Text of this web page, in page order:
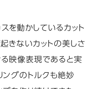
を動かしているカット
きないカットの美しさ
映像表現であると実
ングのトルクも絶妙